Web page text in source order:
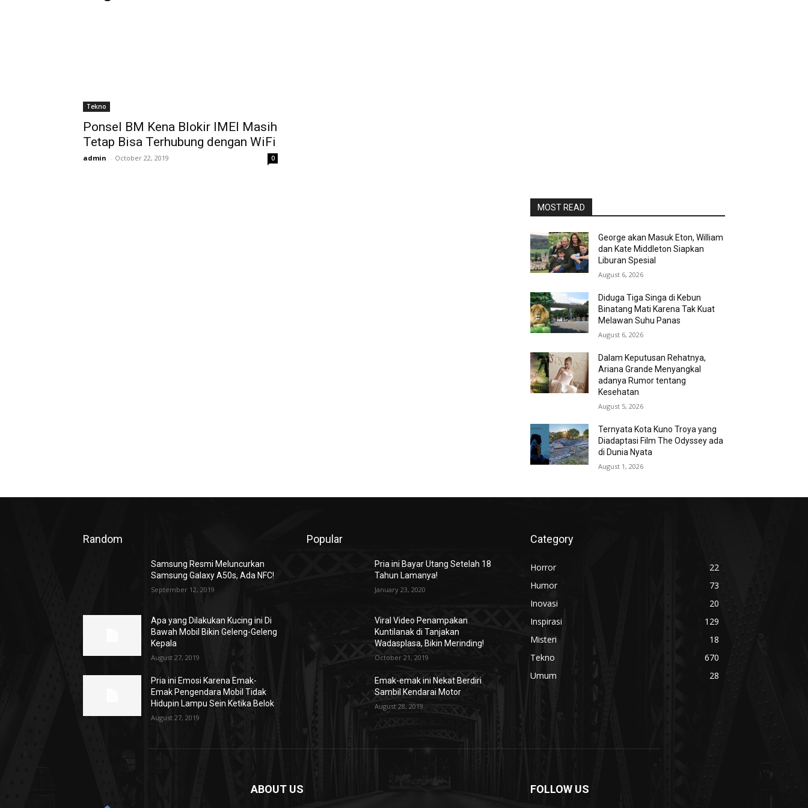
Tekno
Ponsel BM Kena Blokir IMEI Masih
Tetap Bisa Terhubung dengan WiFi
admin - October 22, 2019 0
MOST READ
George akan Masuk Eton, William
dan Kate Middleton Siapkan
Liburan Spesial
August 6, 2026
Diduga Tiga Singa di Kebun
Binatang Mati Karena Tak Kuat
Melawan Suhu Panas
August 6, 2026
Dalam Keputusan Rehatnya,
Ariana Grande Menyangkal
adanya Rumor tentang
Kesehatan
August 5, 2026
Ternyata Kota Kuno Troya yang
Diadaptasi Film The Odyssey ada
di Dunia Nyata
August 1, 2026
Random
Samsung Resmi Meluncurkan
Samsung Galaxy A50s, Ada NFC!
September 12, 2019
Apa yang Dilakukan Kucing ini Di
Bawah Mobil Bikin Geleng-Geleng
Kepala
August 27, 2019
Pria ini Emosi Karena Emak-
Emak Pengendara Mobil Tidak
Hidupin Lampu Sein Ketika Belok
August 27, 2019
Popular
Pria ini Bayar Utang Setelah 18
Tahun Lamanya!
January 23, 2020
Viral Video Penampakan
Kuntilanak di Tanjakan
Wadasplasa, Bikin Merinding!
October 21, 2019
Emak-emak ini Nekat Berdiri
Sambil Kendarai Motor
August 28, 2019
Category
Horror
22
Humor
73
Inovasi
20
Inspirasi
129
Misteri
18
Tekno
670
Umum
28
ABOUT US FOLLOW US